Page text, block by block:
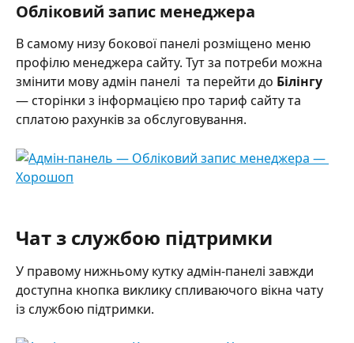
Обліковий запис менеджера
В самому низу бокової панелі розміщено меню
профілю менеджера сайту. Тут за потреби можна
змінити мову адмін панелі  та перейти до Білінгу
— сторінки з інформацією про тариф сайту та
сплатою рахунків за обслуговування.
Чат з службою підтримки
У правому нижньому кутку адмін-панелі завжди
доступна кнопка виклику спливаючого вікна чату
із службою підтримки.